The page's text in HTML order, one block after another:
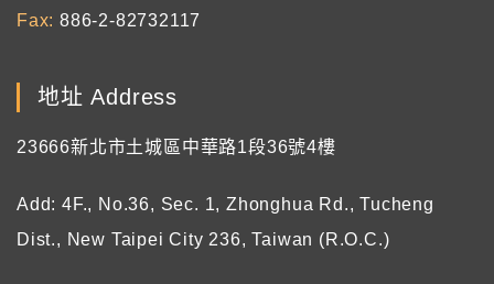
Fax 886-2-82732117
地址 Address
23666新北市土城區中華路1段36號4樓
Add: 4F., No.36, Sec. 1, Zhonghua Rd., Tucheng
Dist., New Taipei City 236, Taiwan (R.O.C.)